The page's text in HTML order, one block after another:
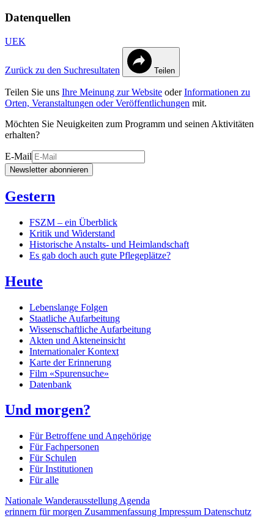
Datenquellen
UEK
Zurück zu den Suchresultaten Teilen
Teilen Sie uns Ihre Meinung zur Website oderInformationen zu
Orten, Veranstaltungen oder Veröffentlichungen mit.
Möchten Sie Neuigkeiten zum Programm und seinen Aktivitäten
erhalten?
E-Mail
Newsletter abonnieren
Gestern
FSZM – ein Überblick
Kritik und Widerstand
Historische Anstalts- und Heimlandschaft
Es gab doch auch gute Pflegeplätze?
Heute
Lebenslange Folgen
Staatliche Aufarbeitung
Wissenschaftliche Aufarbeitung
Akten und Akteneinsicht
Internationaler Kontext
Karte der Erinnerung
Film «Spurensuche»
Datenbank
Und morgen?
Für Betroffene und Angehörige
Für Fachpersonen
Für Schulen
Für Institutionen
Für alle
Nationale Wanderausstellung Agenda
erinnern für morgen Zusammenfassung Impressum Datenschutz